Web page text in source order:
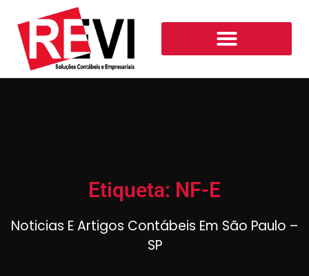
Etiqueta: NF-E
Noticias E Artigos Contábeis Em São Paulo –
SP